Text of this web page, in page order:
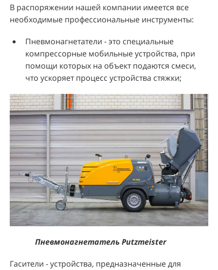
В распоряжении нашей компании имеется все
необходимые профессиональные инструменты:
Пневмонагнетатели - это специальные
компрессорные мобильные устройства, при
помощи которых на объект подаются смеси,
что ускоряет процесс устройства стяжки;
Пневмонагнетатель Putzmeister
Гасители - устройства, предназначенные для